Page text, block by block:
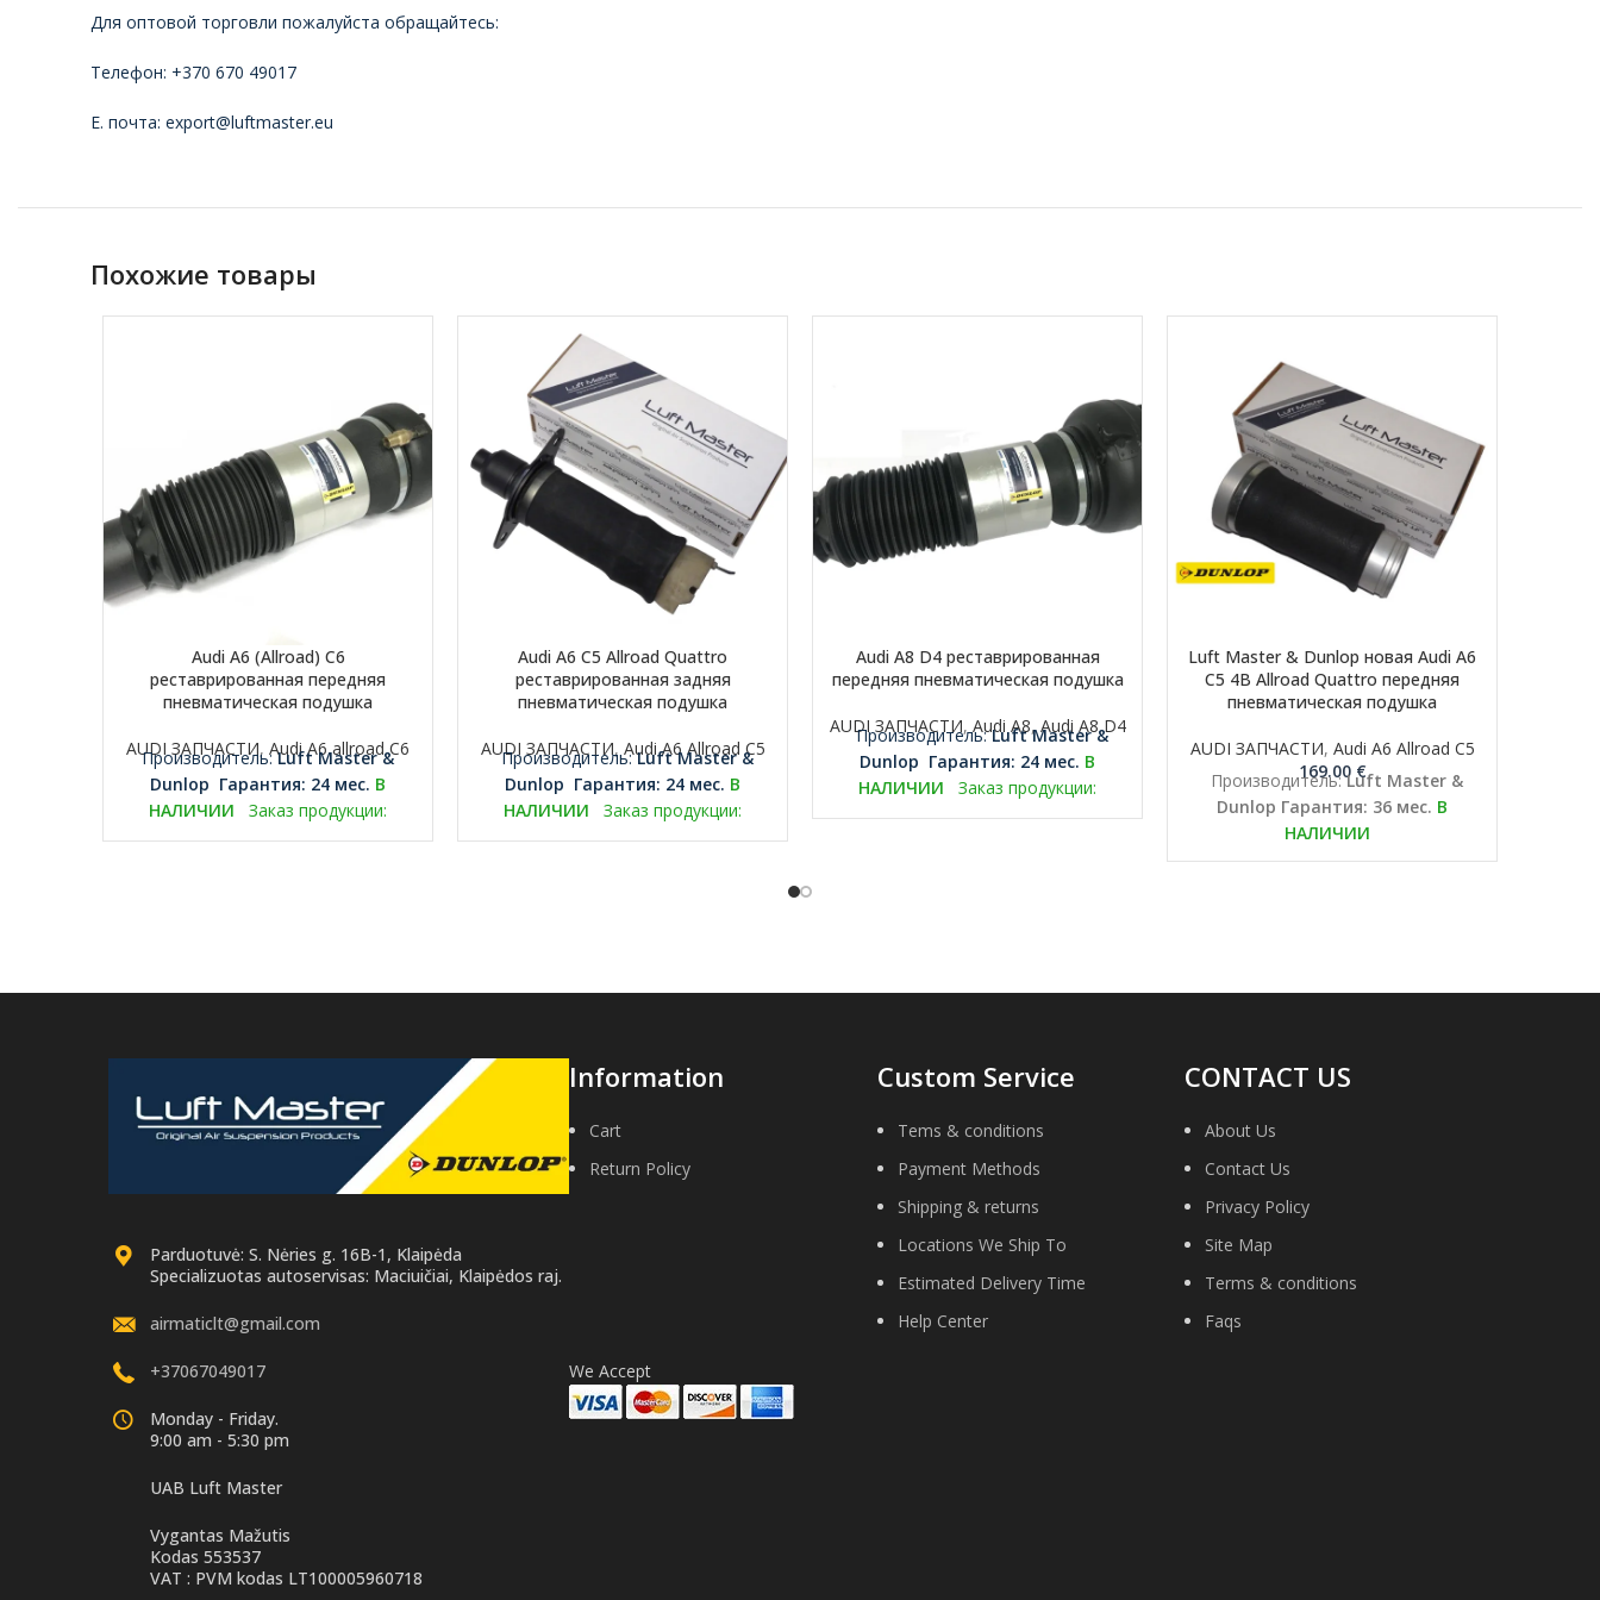
Для оптовой торговли пожалуйста обращайтесь:
Телефон: +370 670 49017
Е. почта: export@luftmaster.eu
Похожие товары
Audi A6 (Allroad) C6
реставрированная передняя
пневматическая подушка
AUDI ЗАПЧАСТИ, Audi A6 allroad C6
Производитель:Luft Master &
Dunlop Гарантия: 24 мес. В
НАЛИЧИИ
Заказ продукции:
+37067049017 или export@luftmaster.eu
Audi A6 C5 Allroad Quattro
реставрированная задняя
пневматическая подушка
AUDI ЗАПЧАСТИ, Audi A6 Allroad C5
Производитель:Luft Master &
Dunlop Гарантия: 24 мес. В
НАЛИЧИИ
Заказ продукции:
+37067049017 или export@luftmaster.eu
Audi A8 D4 реставрированная
передняя пневматическая подушка
AUDI ЗАПЧАСТИ, Audi A8,Audi A8 D4
Производитель:Luft Master &
Dunlop Гарантия: 24 мес. В
НАЛИЧИИ
Заказ продукции:
+37067049017 или export@luftmaster.eu
Luft Master & Dunlop новая Audi A6
C5 4B Allroad Quattro передняя
пневматическая подушка
AUDI ЗАПЧАСТИ, Audi A6 Allroad C5
169.00 €
Производитель:Luft Master &
Dunlop Гарантия: 36 мес. В
НАЛИЧИИ
Parduotuvė: S. Nėries g. 16B-1, Klaipėda
Specializuotas autoservisas: Maciuičiai, Klaipėdos raj.
airmaticlt@gmail.com
+37067049017
Monday - Friday.
9:00 am - 5:30 pm
UAB Luft Master
Vygantas Mažutis
Kodas 553537
VAT : PVM kodas LT100005960718
Information
Cart
Return Policy
Custom Service
Tems & conditions
Payment Methods
Shipping & returns
Locations We Ship To
Estimated Delivery Time
Help Center
CONTACT US
About Us
Contact Us
Privacy Policy
Site Map
Terms & conditions
Faqs
We Accept